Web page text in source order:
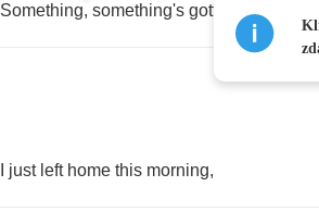
Something, something's gotta be wrong
just left home this morning,